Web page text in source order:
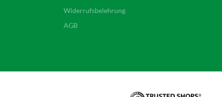
Widerrufsbelehrung
AGB